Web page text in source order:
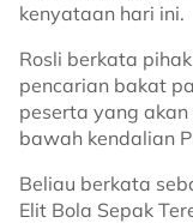
kenyataan hari ini.
Rosli berkata
pencarian bakat
peserta yang
bawah kendalian
Beliau berkata
Elit Bola Sepak